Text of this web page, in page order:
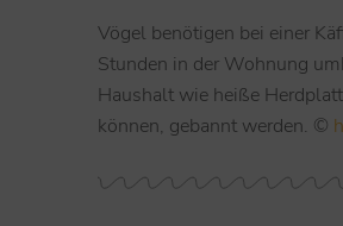
Vögel benötigen bei einer
Stunden in der Wohnung
Haushalt wie heiße
können, gebannt werden. ©